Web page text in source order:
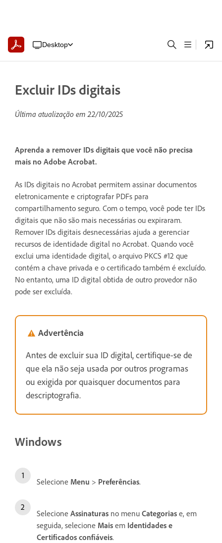
Desktop
Excluir IDs digitais
Última atualização em22/10/2025
Aprenda a remover IDs digitais que você não precisa
mais no Adobe Acrobat.
As IDs digitais no Acrobat permitem assinar documentos
eletronicamente e criptografar PDFs para
compartilhamento seguro. Com o tempo, você pode ter IDs
digitais que não são mais necessárias ou expiraram.
Remover IDs digitais desnecessárias ajuda a gerenciar
recursos de identidade digital no Acrobat. Quando você
exclui uma identidade digital, o arquivo PKCS #12 que
contém a chave privada e o certificado também é excluído.
No entanto, uma ID digital obtida de outro provedor não
pode ser excluída.
Advertência
Antes de excluir sua ID digital, certifique-se de
que ela não seja usada por outros programas
ou exigida por quaisquer documentos para
descriptografia.
Windows
Selecione Menu > Preferências.
Selecione Assinaturas no menu Categorias e, em
seguida, selecione Mais em Identidades e
Certificados confiáveis.